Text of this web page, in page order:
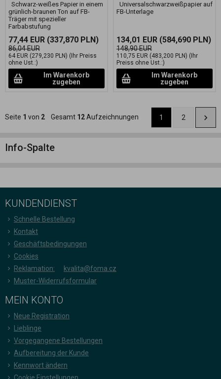
Schwarz-weißes Papier in einem
grünlich-braunen Ton auf FB-
Träger mit spezieller
Farbabstufung
77,44 EUR (337,870 PLN)
86,04 EUR
64 EUR (279,230 PLN) (Ihr Preiss
ohne Ust.:)
Im Warenkorb
zugeben
Universalschwarzweißpapier auf
FB-Unterlage
134,01 EUR (584,690 PLN)
148,90 EUR
110,75 EUR (483,200 PLN) (Ihr
Preiss ohne Ust.:)
Im Warenkorb
zugeben
Seite 1 von 2 Gesamt 12Aufzeichnungen 1 2
Info-Spalte
KUNDENDIENST
Schnelle Bestellung
Kontakt
Geschäftsbedingungen
Cookies
Reklamation:
kvalita@foma.cz
Muster-Widerrufsformular
MEIN KONTO
Neue Registration
Lieblinge
Vorgegangene Bestellungen
Aufbereitung der Kunde
Kennwort ändern
Cookie Einstellungen